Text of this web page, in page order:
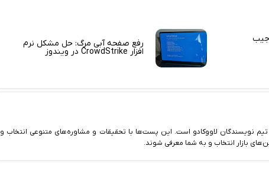
جیب رفع صفحه آبی مرگ: حل مشکل نرم
افزار CrowdStrike در ویندوز
نویسندگان لاووکادو است. این پست‌ها با تحقیقات و مشاوره‌های متنوعی انتخاب و
بازار انتخاب و به شما معرفی شوند.